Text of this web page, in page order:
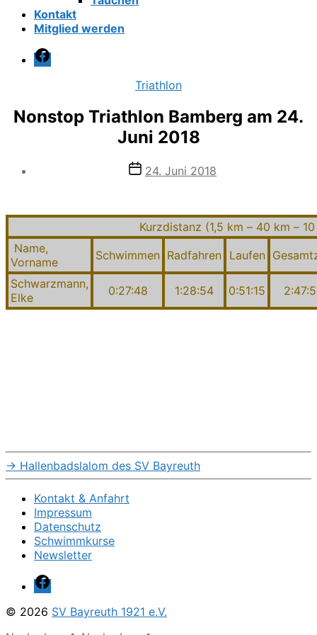
Kontakt
Mitglied werden
Facebook
Kategorien
Triathlon
Nonstop Triathlon Bamberg am 24.
Juni 2018
Veröffentlichungsdatum
24. Juni 2018
Kurzdistanz (1,5 km – 40 km –
Name,
Vorname
Schwimmen Radfahren Laufen
Schwarzmann,
Elke
0:27:48 1:28:54 0:51:15
→ Hallenbadslalom des SV Bayreuth
Kontakt & Anfahrt
Impressum
Datenschutz
Schwimmkurse
Newsletter
Facebook
© 2026 SV Bayreuth 1921 e.V.